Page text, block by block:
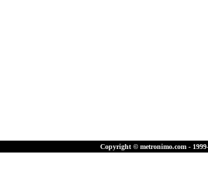
Copyright © metronimo.com -